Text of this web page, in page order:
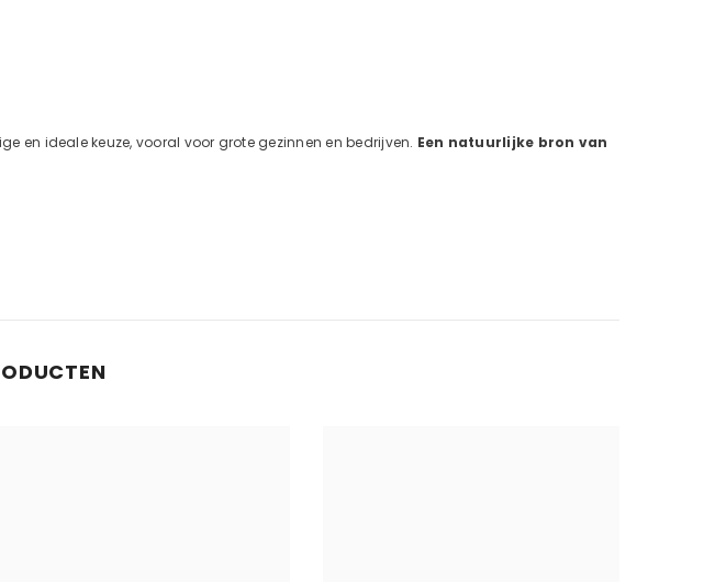
en ideale keuze, vooral voor grote gezinnen en bedrijven. Een natuurlijke bron van